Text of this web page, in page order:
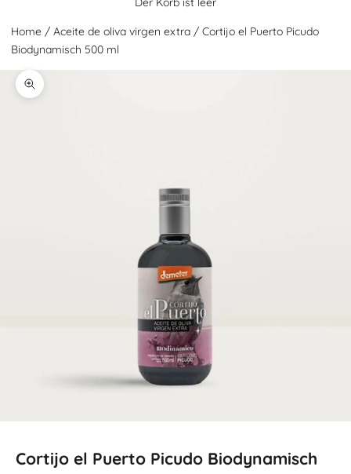
Home / Aceite de oliva virgen extra / Cortijo el Puerto Picudo
Biodynamisch 500 ml
Zoom
Cortijo el Puerto Picudo Biodynamisch